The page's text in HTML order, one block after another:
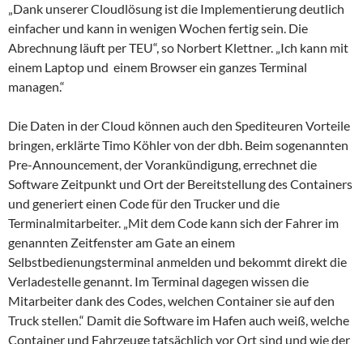
„Dank unserer Cloudlösung ist die Implementierung deutlich
einfacher und kann in wenigen Wochen fertig sein. Die
Abrechnung läuft per TEU“, so Norbert Klettner. „Ich kann mit
einem Laptop und einem Browser ein ganzes Terminal
managen.“
Die Daten in der Cloud können auch den Spediteuren Vorteile
bringen, erklärte Timo Köhler von der dbh. Beim sogenannten
Pre-Announcement, der Vorankündigung, errechnet die
Software Zeitpunkt und Ort der Bereitstellung des Containers
und generiert einen Code für den Trucker und die
Terminalmitarbeiter. „Mit dem Code kann sich der Fahrer im
genannten Zeitfenster am Gate an einem
Selbstbedienungsterminal anmelden und bekommt direkt die
Verladestelle genannt. Im Terminal dagegen wissen die
Mitarbeiter dank des Codes, welchen Container sie auf den
Truck stellen.“ Damit die Software im Hafen auch weiß, welche
Container und Fahrzeuge tatsächlich vor Ort sind und wie der